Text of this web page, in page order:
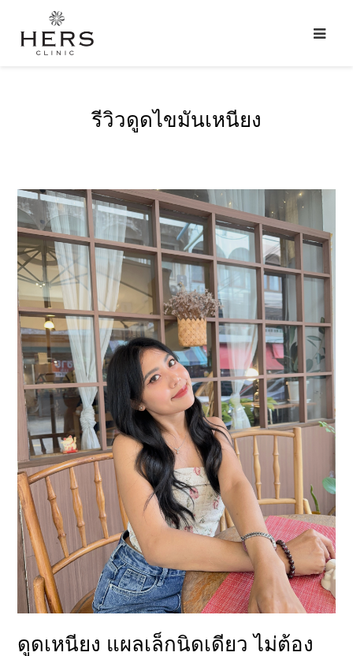
รีวิวดูดไขมันเหนียง
ดูดเหนียง แผลเล็กนิดเดียว ไม่ต้อง